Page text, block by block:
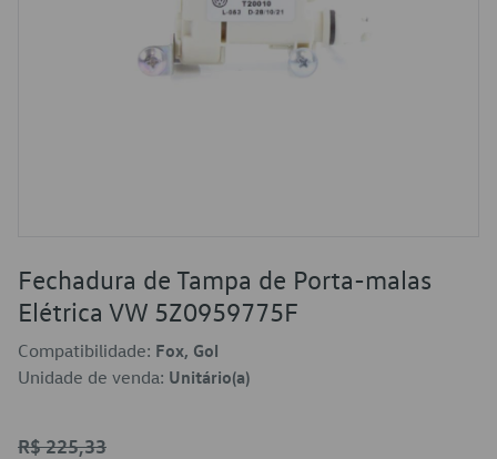
Fechadura de Tampa de Porta-malas
Elétrica VW 5Z0959775F
Compatibilidade: Fox, Gol
Unidade de venda: Unitário(a)
R$ 225,33